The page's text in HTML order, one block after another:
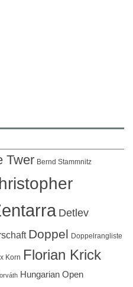
Twer Bernd Stammnitz
Detlev
Doppel Doppelrangliste
Korn Florian Krick
Hungarian Open